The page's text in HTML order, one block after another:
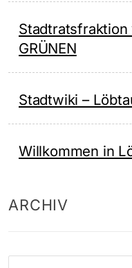
Stadtratsfraktion
GRÜNEN
Stadtwiki –
Willkommen in
ARCHIV